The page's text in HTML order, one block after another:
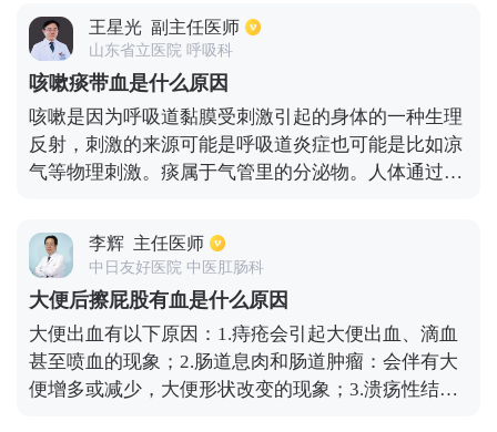
下腹部CT检查，如果是泌尿道感染导致的，常常合并
有尿频、尿痛、尿急等症状，小便中可有白细胞升
高，需要及时予以抗感染治疗，并且多喝水；如果是
泌尿系结石引起的小便出血，可及时予以排石及抗感
染治疗；比较严重的是泌尿系肿瘤，常常表现的是无
痛性血尿，会反复出现，需要及时手术治疗。
王星光 副主任医师
山东省立医院 呼吸科
咳嗽痰带血是什么原因
咳嗽是因为呼吸道黏膜受刺激引起的身体的一种生理
反射，刺激的来源可能是呼吸道炎症也可能是比如凉
气等物理刺激。痰属于气管里的分泌物。人体通过咳
症感染问题的气管容易产生黏膜损伤，造成痰中带血
的情况。如果呼吸道感染严重有可能引发出血量增
大，导致咳痰中的血会多一些。不过除了呼吸道出血
以外，口腔出血或者是鼻黏膜出血也会导致咳嗽后痰
中带血。
李辉 主任医师
中日友好医院 中医肛肠科
大便后擦屁股有血是什么原因
大便出血有以下原因：1.痔疮会引起大便出血、滴血
甚至喷血的现象；2.肠道息肉和肠道肿瘤：会伴有大
便增多或减少，大便形状改变的现象；3.溃疡性结肠